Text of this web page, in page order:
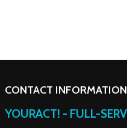
CONTACT INFORMATION
YOURACT! - FULL-